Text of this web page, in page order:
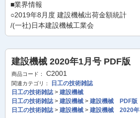
■業界情報
○2019年8月度 建設機械出荷金額統計
/(一社)日本建設機械工業会
建設機械 2020年1月号 PDF版
商品コード： C2001
関連カテゴリ：
日工の技術雑誌
日工の技術雑誌> 建設機械
日工の技術雑誌> 建設機械 > 建設機械 PDF版
日工の技術雑誌> 建設機械 > 建設機械 2020年